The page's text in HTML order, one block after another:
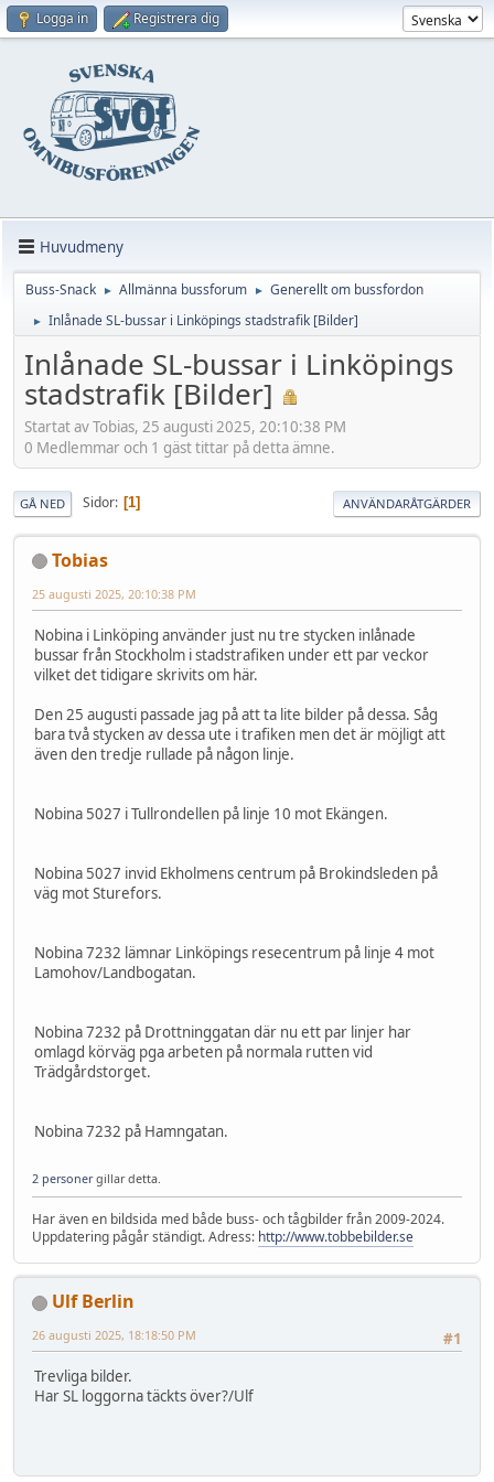
Logga in Registrera dig
Huvudmeny
Buss-Snack ► Allmänna bussforum ► Generellt om bussfordon
► Inlånade SL-bussar i Linköpings stadstrafik [Bilder]
Inlånade SL-bussar i Linköpings
stadstrafik [Bilder]
Startat av Tobias, 25 augusti 2025, 20:10:38 PM
0 Medlemmar och 1 gäst tittar på detta ämne.
GÅ NED Sidor 1 ANVÄNDARÅTGÄRDER
Tobias
25 augusti 2025, 20:10:38 PM
Nobina i Linköping använder just nu tre stycken inlånade
bussar från Stockholm i stadstrafiken under ett par veckor
vilket det tidigare skrivits om här.
Den 25 augusti passade jag på att ta lite bilder på dessa. Såg
bara två stycken av dessa ute i trafiken men det är möjligt att
även den tredje rullade på någon linje.
Nobina 5027 i Tullrondellen på linje 10 mot Ekängen.
Nobina 5027 invid Ekholmens centrum på Brokindsleden på
väg mot Sturefors.
Nobina 7232 lämnar Linköpings resecentrum på linje 4 mot
Lamohov/Landbogatan.
Nobina 7232 på Drottninggatan där nu ett par linjer har
omlagd körväg pga arbeten på normala rutten vid
Trädgårdstorget.
Nobina 7232 på Hamngatan.
2 personergillar detta.
Har även en bildsida med både buss- och tågbilder från 2009-2024.
Uppdatering pågår ständigt. Adress: http://www.tobbebilder.se
Ulf Berlin
#1
26 augusti 2025, 18:18:50 PM
Trevliga bilder.
Har SL loggorna täckts över?/Ulf